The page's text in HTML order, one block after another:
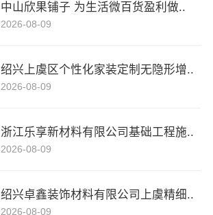
中山欣果铺子 为生活微百货盈利做..
2026-08-09
绍兴上虞区个性化家装定制无隐形增..
2026-08-09
浙江乐享新材料有限公司基础工程施..
2026-08-09
绍兴卓鑫装饰材料有限公司上虞精细..
2026-08-09